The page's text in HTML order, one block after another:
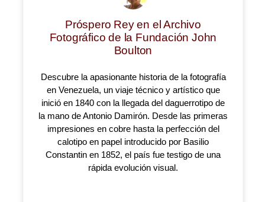
Próspero Rey en el Archivo
Fotográfico de la Fundación John
Boulton
Descubre la apasionante historia de la fotografía
en Venezuela, un viaje técnico y artístico que
inició en 1840 con la llegada del daguerrotipo de
la mano de Antonio Damirón. Desde las primeras
impresiones en cobre hasta la perfección del
calotipo en papel introducido por Basilio
Constantin en 1852, el país fue testigo de una
rápida evolución visual.